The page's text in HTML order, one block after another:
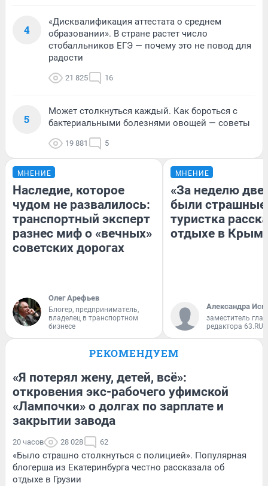
4
«Дисквалификация аттестата о среднем
образовании». В стране растет число
стобалльников ЕГЭ — почему это не повод для
радости
21 825 16
5
Может столкнуться каждый. Как бороться с
бактериальными болезнями овощей — советы
19 881 5
МНЕНИЕ
Наследие, которое
чудом не развалилось:
транспортный эксперт
разнес миф о «вечных»
советских дорогах
Олег Арефьев
Блогер, предприниматель,
владелец в транспортном
бизнесе
МНЕНИЕ
«За неделю две
были
туристка
отдыхе в
Александра
заместитель
редактора 63.RU
РЕКОМЕНДУЕМ
«Я потерял жену, детей, всё»:
откровения экс-рабочего уфимской
«Лампочки» о долгах по зарплате и
закрытии завода
20 часов 28 028 62
«Было страшно столкнуться с полицией». Популярная
блогерша из Екатеринбурга честно рассказала об
отдыхе в Грузии